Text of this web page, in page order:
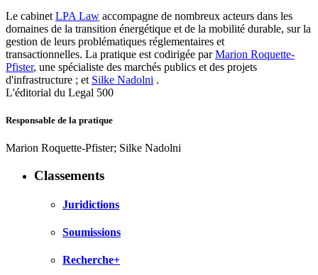
Le cabinet LPA Law accompagne de nombreux acteurs dans les
domaines de la transition énergétique et de la mobilité durable, sur la
gestion de leurs problématiques réglementaires et
transactionnelles. La pratique est codirigée parMarion Roquette-
Pfister, une spécialiste des marchés publics et des projets
d'infrastructure ; et Silke Nadolni .
L'éditorial du Legal 500
Responsable de la pratique
Marion Roquette-Pfister; Silke Nadolni
Classements
Juridictions
Soumissions
Recherche+